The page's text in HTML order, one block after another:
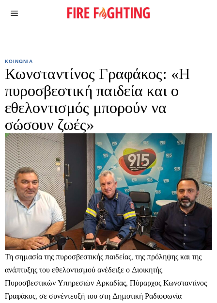
ΚΟΙΝΩΝΙΑ
Κωνσταντίνος Γραφάκος: «Η
πυροσβεστική παιδεία και ο
εθελοντισμός μπορούν να
σώσουν ζωές»
Τη σημασία της πυροσβεστικής παιδείας, της πρόληψης και της
ανάπτυξης του εθελοντισμού ανέδειξε ο Διοικητής
Πυροσβεστικών Υπηρεσιών Αρκαδίας, Πύραρχος Κωνσταντίνος
Γραφάκος, σε συνέντευξή του στη Δημοτική Ραδιοφωνία